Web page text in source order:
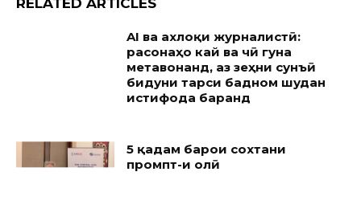
AI ва ахлоқи журналистӣ:
расонаҳо кай ва чӣ гуна
метавонанд, аз зеҳни сунъӣ
бидуни тарси бадном шудан
истифода баранд
5 қадам барои сохтани
промпт-и олӣ